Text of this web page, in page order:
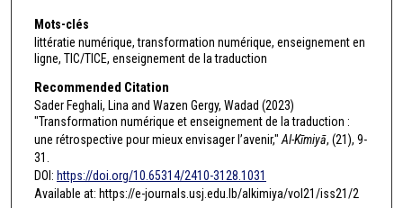
Mots-clés
littératie numérique, transformation numérique, enseignement en
ligne, TIC/TICE, enseignement de la traduction
Recommended Citation
Sader Feghali, Lina and Wazen Gergy, Wadad (2023)
"Transformation numérique et enseignement de la traduction :
une rétrospective pour mieux envisager l’avenir," Al-Kīmiyā, (21), 9-
31.
DOI: https://doi.org/10.65314/2410-3128.1031
Available at: https://e-journals.usj.edu.lb/alkimiya/vol21/iss21/2